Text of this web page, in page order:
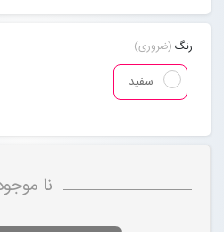
درباره ما
رنگ (ضروری)
سفید
نا